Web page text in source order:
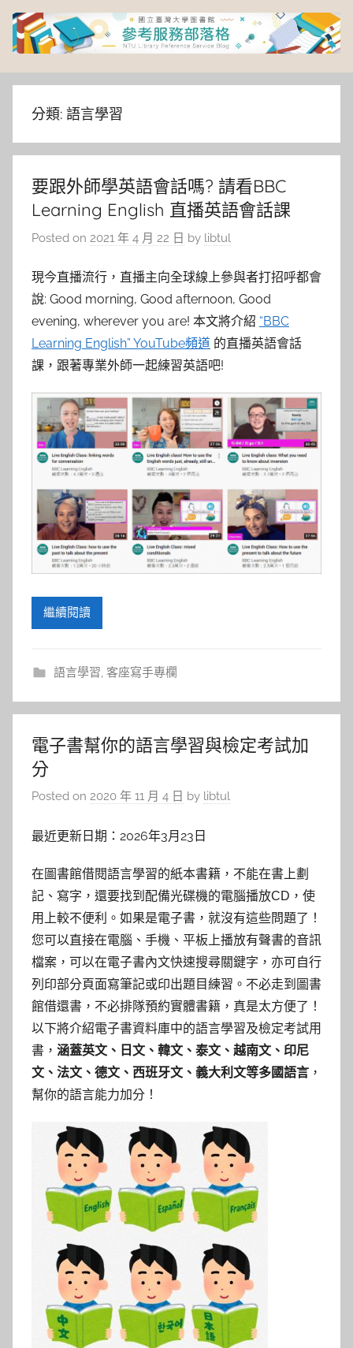
Skip
content
臺
灣
大
學
圖
書
館
參
考
服
務
部
落
格
分類: 語言學習
要跟外師學英語會話嗎? 請看BBC
Learning English 直播英語會話課
Posted on 2021 年 4 月 22 日 by libtul
現今直播流行，直播主向全球線上參與者打招呼都會
說: Good morning, Good afternoon, Good
evening, wherever you are! 本文將介紹 “BBC
Learning English” YouTube頻道 的直播英語會話
課，跟著專業外師一起練習英語吧!
繼續閱讀
語言學習 客座寫手專欄
電子書幫你的語言學習與檢定考試加
分
Posted on 2020 年 11 月 4 日 by libtul
最近更新日期：2026年3月23日
在圖書館借閱語言學習的紙本書籍，不能在書上劃
記、寫字，還要找到配備光碟機的電腦播放CD，使
用上較不便利。如果是電子書，就沒有這些問題了！
您可以直接在電腦、手機、平板上播放有聲書的音訊
檔案，可以在電子書內文快速搜尋關鍵字，亦可自行
列印部分頁面寫筆記或印出題目練習。不必走到圖書
館借還書，不必排隊預約實體書籍，真是太方便了！
以下將介紹電子書資料庫中的語言學習及檢定考試用
書， 涵蓋英文、日文、韓文、泰文、越南文、印尼
文、法文、德文、西班牙文、義大利文等多國語言 ，
幫你的語言能力加分！